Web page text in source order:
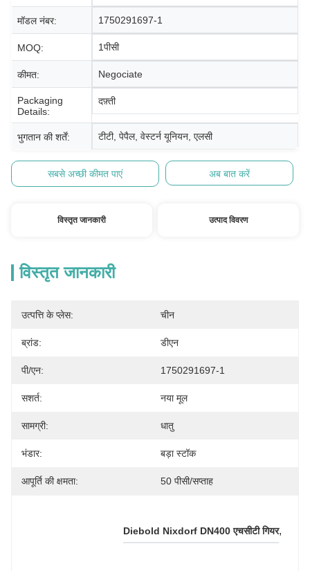
मॉडल नंबर: 1750291697-1
MOQ: 1पीसी
कीमत: Negociate
Packaging
Details:
दफ़्ती
भुगतान की शर्तें: टीटी, पेपैल, वेस्टर्न यूनियन, एलसी
सबसे अच्छी कीमत पाएं अब बात करें
विस्तृत जानकारी उत्पाद विवरण
विस्तृत जानकारी
उत्पत्ति के प्लेस: चीन
ब्रांड: डीएन
पी/एन: 1750291697-1
सशर्त: नया मूल
सामग्री: धातु
भंडार: बड़ा स्टॉक
आपूर्ति की क्षमता: 50 पीसी/सप्ताह
Diebold Nixdorf DN400 एचसीटी गियर,